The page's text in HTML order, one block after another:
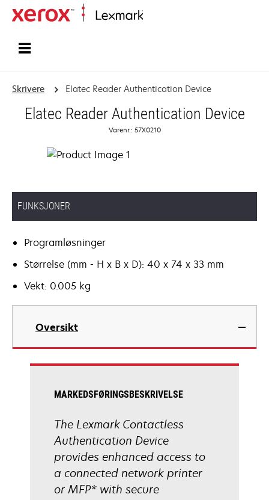
Skrivere Elatec Reader Authentication Device
Elatec Reader Authentication Device
Varenr.: 57X0210
FUNKSJONER
Programløsninger
Størrelse (mm - H x B x D): 40 x 74 x 33 mm
Vekt: 0.005 kg
Oversikt
MARKEDSFØRINGSBESKRIVELSE
The Lexmark Contactless
Authentication Device
provides enhanced access to
a connected network printer
or MFP* with secure